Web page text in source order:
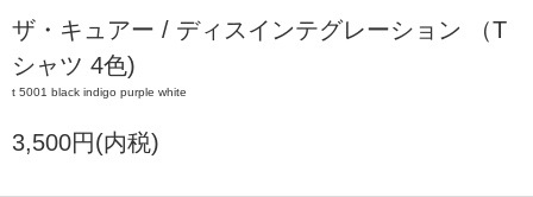
ザ・キュアー / ディスインテグレーション （T
シャツ 4色)
t 5001 black indigo purple white
3,500円(内税)